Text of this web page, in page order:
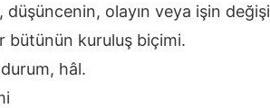
düşüncenin, olayın veya işin
bütünün kuruluş biçimi.
hâl.